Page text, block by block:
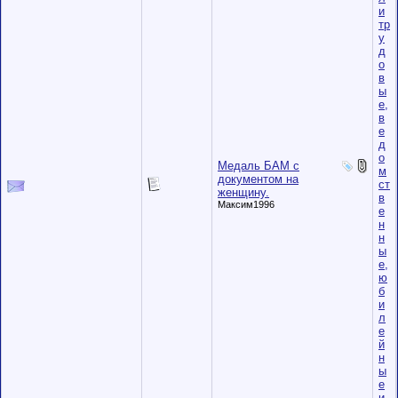
Медаль БАМ с
документом на
женщину.
Максим1996
и
тр
у
д
о
в
ы
е,
в
е
д
о
м
ст
в
е
н
н
ы
е,
ю
б
и
л
е
й
н
ы
е